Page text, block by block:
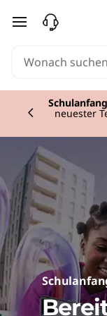
l
i
g
e
n
zum Hauptinhalt
Schulanfang
neuester